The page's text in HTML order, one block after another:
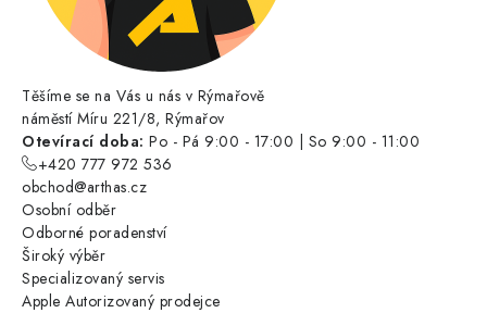
Těšíme se na Vás u nás v Rýmařově
náměstí Míru 221/8, Rýmařov
Otevírací doba: Po - Pá 9:00 - 17:00 | So 9:00 - 11:00
+420 777 972 536
obchod@arthas.cz
Osobní odběr
Odborné poradenství
Široký výběr
Specializovaný servis
Apple Autorizovaný prodejce